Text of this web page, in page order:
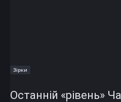
Зірки
Останній «рівень»